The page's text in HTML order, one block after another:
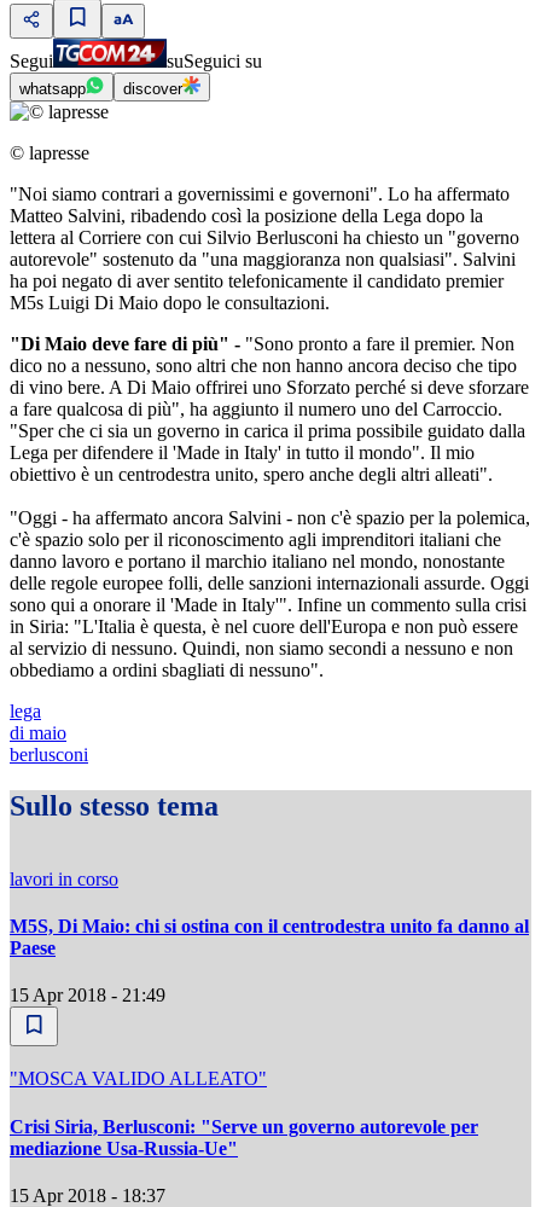
Segui suSeguici su
whatsapp discover
© lapresse
"Noi siamo contrari a governissimi e governoni". Lo ha affermato
Matteo Salvini, ribadendo così la posizione della Lega dopo la
lettera al Corriere con cui Silvio Berlusconi ha chiesto un "governo
autorevole" sostenuto da "una maggioranza non qualsiasi". Salvini
ha poi negato di aver sentito telefonicamente il candidato premier
M5s Luigi Di Maio dopo le consultazioni.
"Di Maio deve fare di più" - "Sono pronto a fare il premier. Non
dico no a nessuno, sono altri che non hanno ancora deciso che tipo
di vino bere. A Di Maio offrirei uno Sforzato perché si deve sforzare
a fare qualcosa di più", ha aggiunto il numero uno del Carroccio.
"Sper che ci sia un governo in carica il prima possibile guidato dalla
Lega per difendere il 'Made in Italy' in tutto il mondo". Il mio
obiettivo è un centrodestra unito, spero anche degli altri alleati".
"Oggi - ha affermato ancora Salvini - non c'è spazio per la polemica,
c'è spazio solo per il riconoscimento agli imprenditori italiani che
danno lavoro e portano il marchio italiano nel mondo, nonostante
delle regole europee folli, delle sanzioni internazionali assurde. Oggi
sono qui a onorare il 'Made in Italy'". Infine un commento sulla crisi
in Siria: "L'Italia è questa, è nel cuore dell'Europa e non può essere
al servizio di nessuno. Quindi, non siamo secondi a nessuno e non
obbediamo a ordini sbagliati di nessuno".
lega
di maio
berlusconi
Sullo stesso tema
lavori in corso
M5S, Di Maio: chi si ostina con il centrodestra unito fa danno al
Paese
15 Apr 2018 - 21:49
"MOSCA VALIDO ALLEATO"
Crisi Siria, Berlusconi: "Serve un governo autorevole per
mediazione Usa-Russia-Ue"
15 Apr 2018 - 18:37